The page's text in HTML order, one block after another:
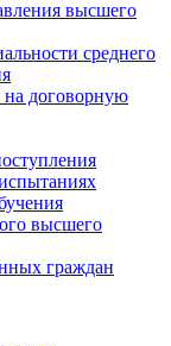
высшего
среднего
договорную
высшего
граждан